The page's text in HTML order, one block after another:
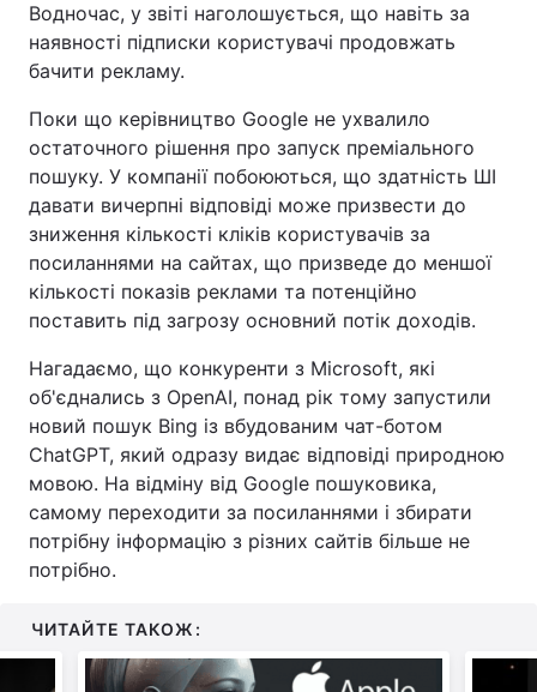
Водночас, у звіті наголошується, що навіть за
наявності підписки користувачі продовжать
бачити рекламу.
Поки що керівництво Google не ухвалило
остаточного рішення про запуск преміального
пошуку. У компанії побоюються, що здатність ШІ
давати вичерпні відповіді може призвести до
зниження кількості кліків користувачів за
посиланнями на сайтах, що призведе до меншої
кількості показів реклами та потенційно
поставить під загрозу основний потік доходів.
Нагадаємо, що конкуренти з Microsoft, які
об'єднались з OpenAI, понад рік тому запустили
новий пошук Bing із вбудованим чат-ботом
ChatGPT, який одразу видає відповіді природною
мовою. На відміну від Google пошуковика,
самому переходити за посиланнями і збирати
потрібну інформацію з різних сайтів більше не
потрібно.
ЧИТАЙТЕ ТАКОЖ: